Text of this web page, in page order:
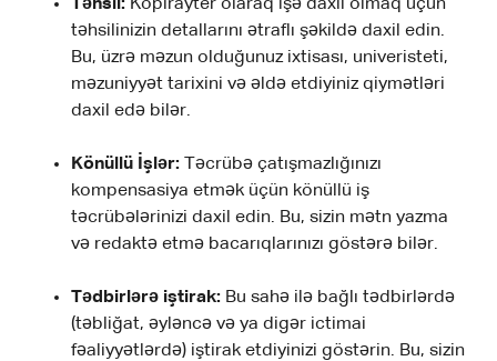
Təhsil: Kopirayter olaraq işə daxil olmaq üçün
təhsilinizin detallarını ətraflı şəkildə daxil edin.
Bu, üzrə məzun olduğunuz ixtisası, univeristeti,
məzuniyyət tarixini və əldə etdiyiniz qiymətləri
daxil edə bilər.
Könüllü İşlər: Təcrübə çatışmazlığınızı
kompensasiya etmək üçün könüllü iş
təcrübələrinizi daxil edin. Bu, sizin mətn yazma
və redaktə etmə bacarıqlarınızı göstərə bilər.
Tədbirlərə iştirak: Bu sahə ilə bağlı tədbirlərdə
(təbliğat, əyləncə və ya digər ictimai
fəaliyyətlərdə) iştirak etdiyinizi göstərin. Bu, sizin